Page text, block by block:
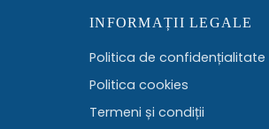
INFORMAȚII LEGALE
Politica de confidențialitate
Politica cookies
Termeni și condiții